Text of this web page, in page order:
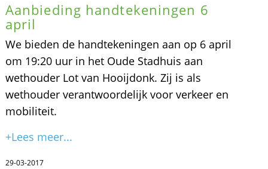
Aanbieding handtekeningen 6
april
We bieden de handtekeningen aan op 6 april
om 19:20 uur in het Oude Stadhuis aan
wethouder Lot van Hooijdonk. Zij is als
wethouder verantwoordelijk voor verkeer en
mobiliteit.
+Lees meer...
29-03-2017